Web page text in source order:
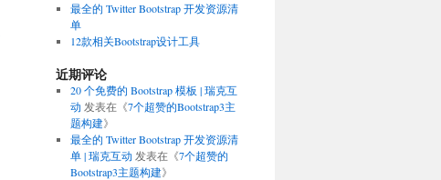
最全的 Twitter Bootstrap 开发资源清
单
12款相关Bootstrap设计工具
近期评论
20 个免费的 Bootstrap 模板 | 瑞克互
动 发表在《7个超赞的Bootstrap3主
题构建》
最全的 Twitter Bootstrap 开发资源清
单 | 瑞克互动 发表在《7个超赞的
Bootstrap3主题构建》